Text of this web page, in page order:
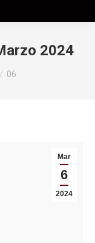
2024
06
Mar
6
2024